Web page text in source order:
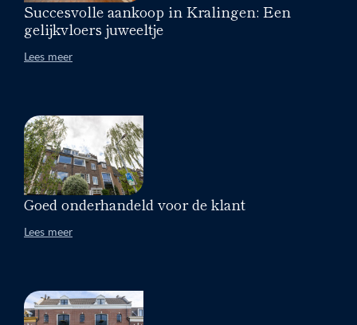
Succesvolle aankoop in Kralingen: Een
gelijkvloers juweeltje
Lees meer
Goed onderhandeld voor de klant
Lees meer